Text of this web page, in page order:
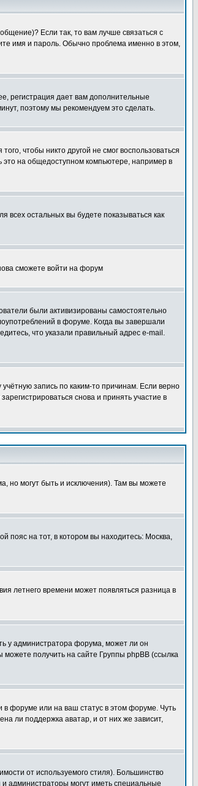
Если так, то вам лучше связаться с
имя и пароль. Обычно проблема именно в этом,
регистрация дает вам дополнительные
поэтому мы рекомендуем это сделать.
чтобы никто другой не смог воспользоваться
это на общедоступном компьютере, например в
всех остальных вы будете показываться как
сможете войти на форум
были активизированы самостоятельно
в форуме. Когда вы завершали
что указали правильный адрес e-mail.
запись по каким-то причинам. Если верно
снова и принять участие в
но могут быть и исключения). Там вы можете
пояс на тот, в котором вы находитесь: Москва,
летнего времени может появляться разница в
у администратора форума, может ли он
получить на сайте Группы phpBB (ссылка
в форуме или на ваш статус в этом форуме. Чуть
ли поддержка аватар, и от них же зависит,
от используемого стиля). Большинство
администраторы могут иметь специальные